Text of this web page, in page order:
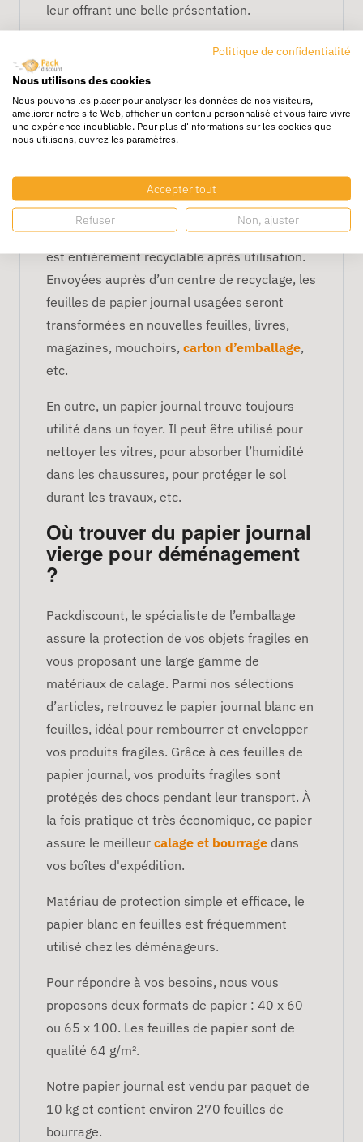
leur offrant une belle présentation.
Enfin, le papier journal blanc a également
l’avantage d’être plus économique qu’un
Comment recycler le papier
journal ?
Le papier journal blanc en feuilles est un
matériau d’emballage et de calage
écologique. En effet, cet accessoire de calage
est entièrement recyclable après utilisation.
Envoyées auprès d’un centre de recyclage, les
feuilles de papier journal usagées seront
transformées en nouvelles feuilles, livres,
magazines, mouchoirs, carton d’emballage,
etc.
En outre, un papier journal trouve toujours
utilité dans un foyer. Il peut être utilisé pour
nettoyer les vitres, pour absorber l’humidité
dans les chaussures, pour protéger le sol
durant les travaux, etc.
Où trouver du papier journal
vierge pour déménagement
?
Packdiscount, le spécialiste de l’emballage
assure la protection de vos objets fragiles en
vous proposant une large gamme de
matériaux de calage. Parmi nos sélections
d’articles, retrouvez le papier journal blanc en
feuilles, idéal pour rembourrer et envelopper
vos produits fragiles. Grâce à ces feuilles de
papier journal, vos produits fragiles sont
protégés des chocs pendant leur transport. À
la fois pratique et très économique, ce papier
assure le meilleur calage et bourrage dans
vos boîtes d'expédition.
Matériau de protection simple et efficace, le
papier blanc en feuilles est fréquemment
utilisé chez les déménageurs.
Pour répondre à vos besoins, nous vous
proposons deux formats de papier : 40 x 60
ou 65 x 100. Les feuilles de papier sont de
qualité 64 g/m².
Notre papier journal est vendu par paquet de
10 kg et contient environ 270 feuilles de
bourrage.
Politique de confidentialité
Nous utilisons des cookies
Nous pouvons les placer pour analyser les données de nos visiteurs,
améliorer notre site Web, afficher un contenu personnalisé et vous faire vivre
une expérience inoubliable. Pour plus d'informations sur les cookies que
nous utilisons, ouvrez les paramètres.
Accepter tout
Refuser Non, ajuster